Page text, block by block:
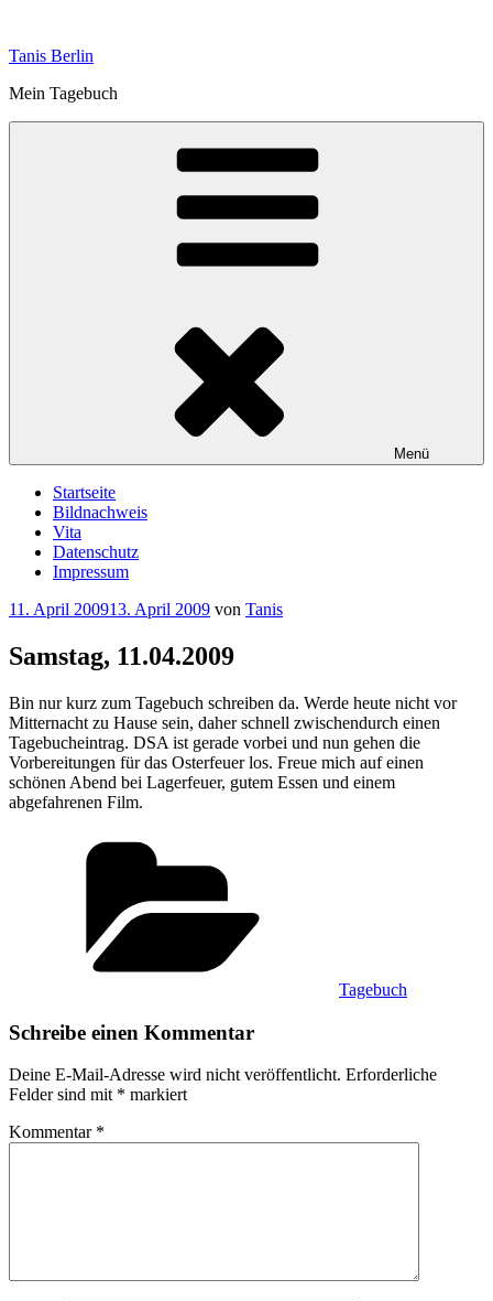
springen
Tanis Berlin
Mein Tagebuch
Menü
Startseite
Bildnachweis
Vita
Datenschutz
Impressum
Veröffentlicht
11. April 200913. April 2009 von Tanis
Samstag, 11.04.2009
Bin nur kurz zum Tagebuch schreiben da. Werde heute nicht vor
Mitternacht zu Hause sein, daher schnell zwischendurch einen
Tagebucheintrag. DSA ist gerade vorbei und nun gehen die
Vorbereitungen für das Osterfeuer los. Freue mich auf einen
schönen Abend bei Lagerfeuer, gutem Essen und einem
abgefahrenen Film.
Tagebuch
Schreibe einen Kommentar
Deine E-Mail-Adresse wird nicht veröffentlicht. Erforderliche
Felder sind mit * markiert
Kommentar *